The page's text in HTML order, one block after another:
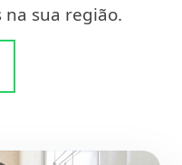
na sua região.